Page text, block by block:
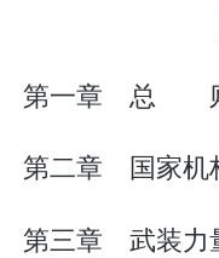
第一章 总
第二章 国家机
第三章 武装力